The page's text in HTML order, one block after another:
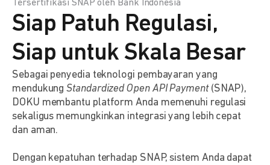
Tersertifikasi SNAP oleh Bank Indonesia
Siap Patuh Regulasi,
Siap untuk Skala Besar
Sebagai penyedia teknologi pembayaran yang
mendukungStandardized Open API Payment(SNAP),
DOKU membantu platform Anda memenuhi regulasi
sekaligus memungkinkan integrasi yang lebih cepat
dan aman.
Dengan kepatuhan terhadap SNAP, sistem Anda dapat